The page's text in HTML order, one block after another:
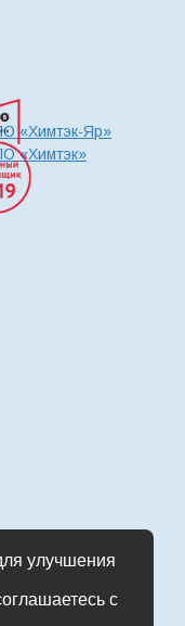
«Химтэк-Яр»
«Химтэк»
улучшения
с